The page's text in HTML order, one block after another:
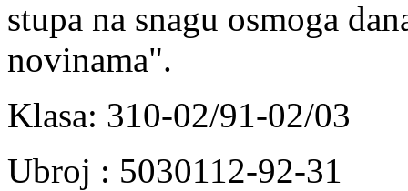
stupa na snagu osmoga
novinama".
Klasa: 310-02/91-02/03
Ubroj : 5030112-92-31